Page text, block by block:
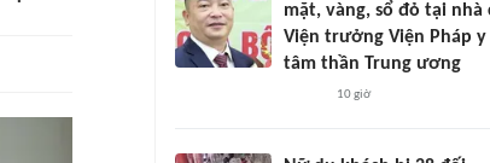
mặt, vàng, sổ đỏ tại nhà
Viện trưởng Viện Pháp y
tâm thần Trung ương
10 giờ